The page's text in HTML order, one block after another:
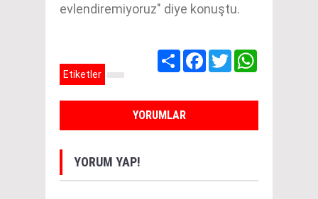
evlendiremiyoruz" diye konuştu.
Share Facebook
Twitter
Etiketler
YORUMLAR
YORUM YAP!